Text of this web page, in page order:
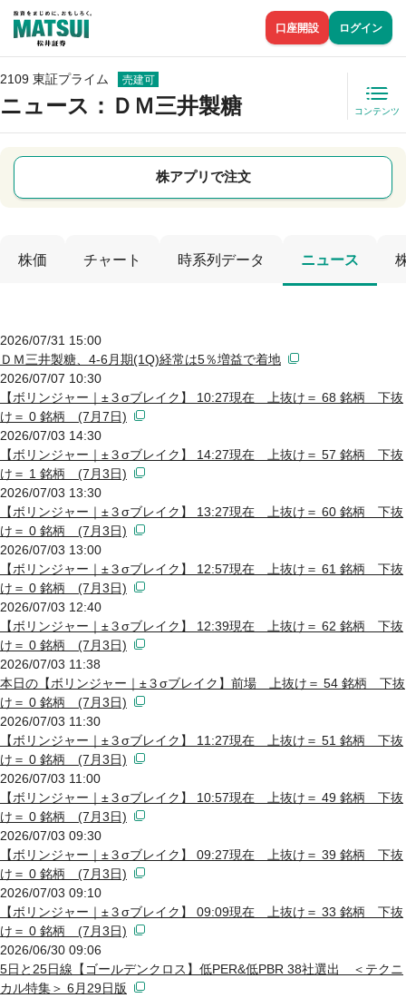
口座開設 ログイン
2109 東証プライム 売建可
ニュース ：ＤＭ三井製糖 コンテンツ
株アプリで注文
株価 チャート 時系列データ ニュース
2026/07/31 15:00
ＤＭ三井製糖、4-6月期(1Q)経常は5％増益で着地
2026/07/07 10:30
【ボリンジャー｜±３σブレイク】 10:27現在 上抜け＝ 68 銘柄 下抜
け＝ 0 銘柄 (7月7日)
2026/07/03 14:30
【ボリンジャー｜±３σブレイク】 14:27現在 上抜け＝ 57 銘柄 下抜
け＝ 1 銘柄 (7月3日)
2026/07/03 13:30
【ボリンジャー｜±３σブレイク】 13:27現在 上抜け＝ 60 銘柄 下抜
け＝ 0 銘柄 (7月3日)
2026/07/03 13:00
【ボリンジャー｜±３σブレイク】 12:57現在 上抜け＝ 61 銘柄 下抜
け＝ 0 銘柄 (7月3日)
2026/07/03 12:40
【ボリンジャー｜±３σブレイク】 12:39現在 上抜け＝ 62 銘柄 下抜
け＝ 0 銘柄 (7月3日)
2026/07/03 11:38
本日の【ボリンジャー｜±３σブレイク】前場 上抜け＝ 54 銘柄 下抜
け＝ 0 銘柄 (7月3日)
2026/07/03 11:30
【ボリンジャー｜±３σブレイク】 11:27現在 上抜け＝ 51 銘柄 下抜
け＝ 0 銘柄 (7月3日)
2026/07/03 11:00
【ボリンジャー｜±３σブレイク】 10:57現在 上抜け＝ 49 銘柄 下抜
け＝ 0 銘柄 (7月3日)
2026/07/03 09:30
【ボリンジャー｜±３σブレイク】 09:27現在 上抜け＝ 39 銘柄 下抜
け＝ 0 銘柄 (7月3日)
2026/07/03 09:10
【ボリンジャー｜±３σブレイク】 09:09現在 上抜け＝ 33 銘柄 下抜
け＝ 0 銘柄 (7月3日)
2026/06/30 09:06
5日と25日線【ゴールデンクロス】低PER&低PBR 38社選出 ＜テクニ
カル特集＞ 6月29日版